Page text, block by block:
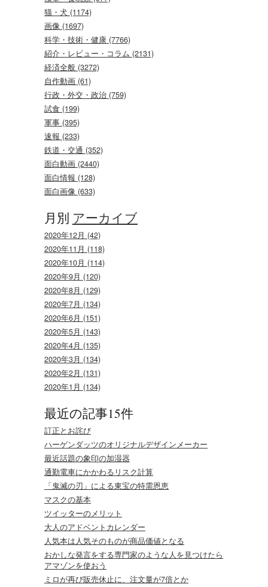
猫・犬 (1174)
画像 (1697)
科学・技術・健康 (7766)
紹介・レビュー・コラム (2131)
経済全般 (3272)
自作動画 (61)
行政・外交・政治 (759)
試食 (199)
軍事 (395)
速報 (233)
鉄道・交通 (352)
面白動画 (2440)
面白情報 (128)
面白画像 (633)
月別 アーカイブ
2020年12月 (42)
2020年11月 (118)
2020年10月 (114)
2020年9月 (120)
2020年8月 (129)
2020年7月 (134)
2020年6月 (151)
2020年5月 (143)
2020年4月 (135)
2020年3月 (134)
2020年2月 (131)
2020年1月 (134)
最近の記事15件
訂正とお詫び
ハーゲンダッツのオリジナルデザインメーカー
最近話題の象印の加湿器
通勤電車にかかわるリスク計算
「鬼滅の刃」による東宝の特需恩恵
マスクの基本
ツイッターのメリット
大人のアドベントカレンダー
人気本は人気そのものが商品価値となる
おかしな発言をする専門家のような人を見つけたら
アマゾンを使おう
ミロが再び販売休止に、注文量が7倍とか